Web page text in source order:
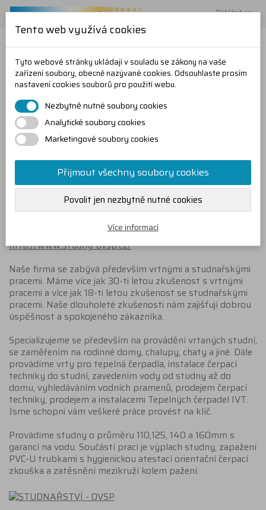
Přihlásit se
NABÍDKA
Služby
STUDNAŘSTVÍ - OVSP
http://www.studny-ovsp.cz/
Naše firma se zabývá především vrtnými a studnařskými
pracemi. Máme více jak 30-ti letou zkušenost s vrtnými
pracemi a více jak 18-ti letou zkušenost se studnařskými
pracemi. Naše dlouholeté zkušenosti nám zajišťují dobrou
úspěšnost a spokojeného zákazníka.
Specializujeme se především na provádění vrtaných studní,
se zaměřením na rodinné domy, chalupy, chaty a jiné. Dále
provádíme vrty pro tepelná čerpadla, instalace čerpací
techniky do studní, zavedením vody od studny až do
domu, vyhledáváním vodních pramenů, prodejem čerpací
techniky, prodejem a instalacemi Tepelných čerpadel IVT.
Jsme schopni vám veškeré práce provést na klíč.
Provádíme studny o průměru 110,125, 140 a 160mm s
garancí na vodu. Součástí prací je výplach studny, zapažení
PVC-U trubkami s hygienickou atestací orientační čerpací
zkouška a zatěsnění mezikruží kolem pažení.
Tento web využívá cookies
Tyto webové stránky ukládají v souladu se zákony na vaše
zařízení soubory, obecně nazývané cookies. Odsouhlaste prosím
nastavení cookies souborů pro použití webu.
Nezbytně nutné soubory cookies
Analytické soubory cookies
Marketingové soubory cookies
Přijmout všechny soubory cookies
Povolit jen nezbytně nutné cookies
Více informací